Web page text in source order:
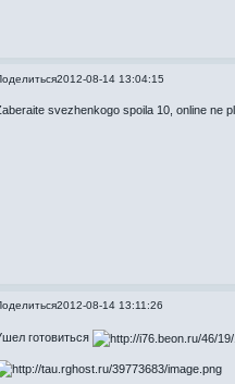
2012-08-14 13:04:15
svezhenkogo spoila 10, online ne
2012-08-14 13:11:26
готовиться